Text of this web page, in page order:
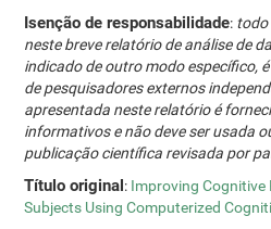
Isenção de responsabilidade: todo
neste breve relatório de análise de
indicado de outro modo específico,
de pesquisadores externos
apresentada neste relatório é
informativos e não deve ser usada
publicação científica revisada por
Título original: Improving Cognitive
Subjects Using Computerized